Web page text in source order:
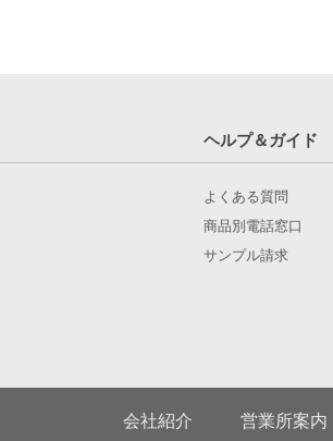
ヘルプ＆ガイド
よくある質問
商品別電話窓口
サンプル請求
会社紹介 営業所案内